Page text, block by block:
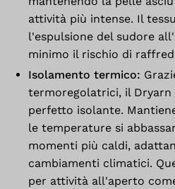
attività più intense. Il
l'espulsione del sudore
minimo il rischio di
Isolamento termico:
termoregolatrici, il Dryarn
perfetto isolante.
le temperature si
momenti più caldi,
cambiamenti climatici.
per attività all'aperto